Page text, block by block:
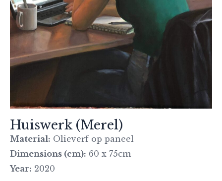
Huiswerk (Merel)
Material: Olieverf op paneel
Dimensions (cm): 60 x 75cm
Year: 2020